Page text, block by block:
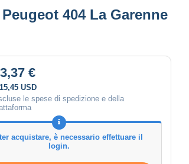
404 La Garenne
€
USD
le spese di spedizione e della
acquistare, è necessario effettuare il
login.